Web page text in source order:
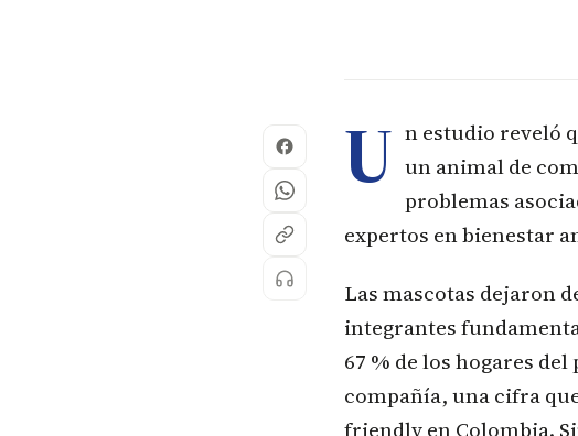
U n estudio reveló
un animal de
problemas
expertos en bienestar
Las mascotas dejaron
integrantes
67 % de los hogares
compañía, una cifra
friendly en Colombia.